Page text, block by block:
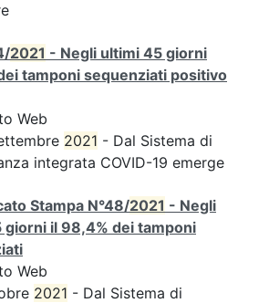
2021 - Negli ultimi 45 giorni
tamponi sequenziati positivo
Web
2021 - Dal Sistema di
integrata COVID-19 emerge
Stampa N°48/2021 - Negli
giorni il 98,4% dei tamponi
Web
2021 - Dal Sistema di